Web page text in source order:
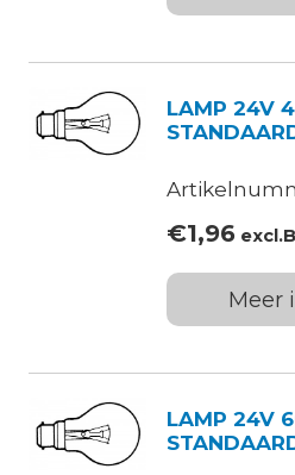
LAMP 24V
€1,96
Meer
LAMP 24V